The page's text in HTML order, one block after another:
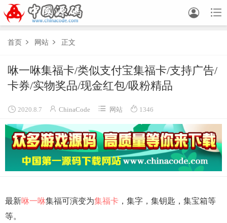


首页  网站  正文
咻一咻集福卡/类似支付宝集福卡/支持广告/
卡券/实物奖品/现金红包/吸粉精品
 2020.8.7  ChinaCode  网站  1346
最新咻一咻集福可演变为集福卡 ，集字，集钥匙，集宝箱等
等。